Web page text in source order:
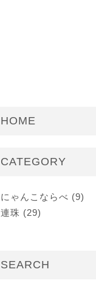
HOME
CATEGORY
にゃんこならべ (9)
連珠 (29)
SEARCH